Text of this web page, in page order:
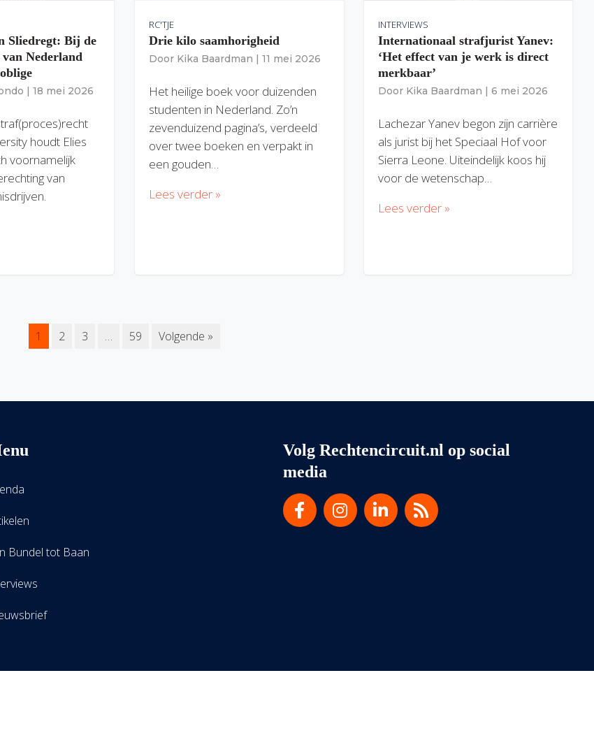
Sliedregt: Bij de
Nederland
| 18 mei 2026
houdt Elies
voornamelijk
van
RC'TJE
Drie kilo saamhorigheid
Door Kika Baardman | 11 mei 2026
Het heilige boek voor duizenden
studenten in Nederland. Zo’n
zevenduizend pagina’s, verdeeld
over twee boeken en verpakt in
een gouden…
Lees verder »
INTERVIEWS
Internationaal strafjurist Yanev:
‘Het effect van je werk is direct
merkbaar’
Door Kika Baardman | 6 mei 2026
Lachezar Yanev begon zijn carrière
als jurist bij het Speciaal Hof voor
Sierra Leone. Uiteindelijk koos hij
voor de wetenschap…
Lees verder »
1 2 3 … 59 Volgende »
Bundel tot Baan
Volg Rechtencircuit.nl op social
media